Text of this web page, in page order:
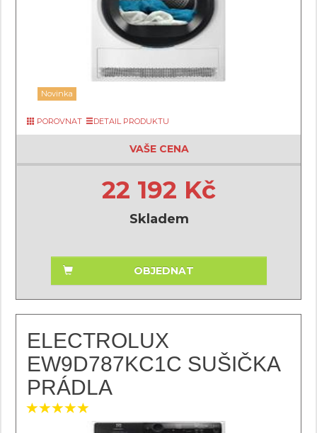
Novinka
POROVNAT DETAIL PRODUKTU
VAŠE CENA
22 192 Kč
Skladem
OBJEDNAT
ELECTROLUX
EW9D787KC1C SUŠIČKA
PRÁDLA